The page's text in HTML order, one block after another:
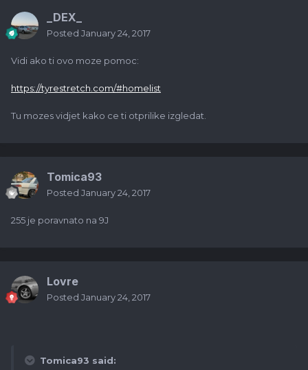
_DEX_
Posted January 24, 2017
Vidi ako ti ovo moze pomoc:
https://tyrestretch.com/#homelist
Tu mozes vidjet kako ce ti otprilike izgledat.
Tomica93
Posted January 24, 2017
255 je poravnato na 9J
Lovre
Posted January 24, 2017
Tomica93 said: